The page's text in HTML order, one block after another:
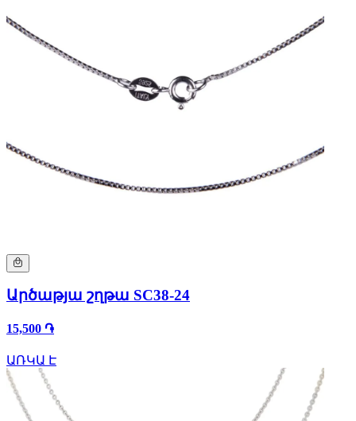
Արծաթյա շղթա SC38-24
15,500 ֏
ԱՌԿԱ Է